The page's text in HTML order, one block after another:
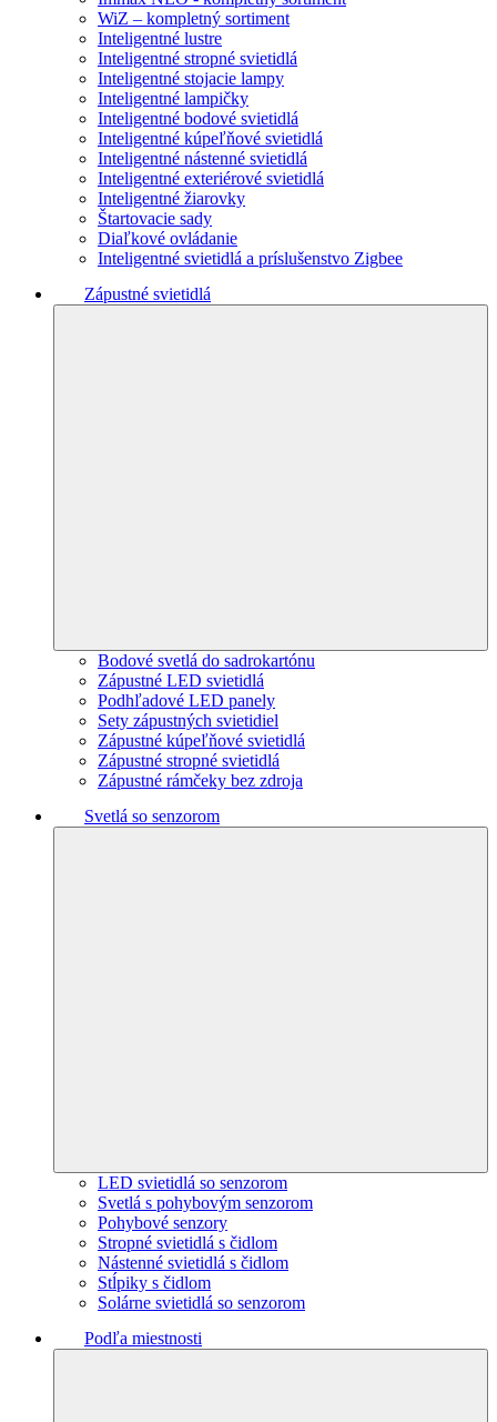
WiZ – kompletný sortiment
Inteligentné lustre
Inteligentné stropné svietidlá
Inteligentné stojacie lampy
Inteligentné lampičky
Inteligentné bodové svietidlá
Inteligentné kúpeľňové svietidlá
Inteligentné nástenné svietidlá
Inteligentné exteriérové svietidlá
Inteligentné žiarovky
Štartovacie sady
Diaľkové ovládanie
Inteligentné svietidlá a príslušenstvo Zigbee
Zápustné svietidlá
Bodové svetlá do sadrokartónu
Zápustné LED svietidlá
Podhľadové LED panely
Sety zápustných svietidiel
Zápustné kúpeľňové svietidlá
Zápustné stropné svietidlá
Zápustné rámčeky bez zdroja
Svetlá so senzorom
LED svietidlá so senzorom
Svetlá s pohybovým senzorom
Pohybové senzory
Stropné svietidlá s čidlom
Nástenné svietidlá s čidlom
Stĺpiky s čidlom
Solárne svietidlá so senzorom
Podľa miestnosti